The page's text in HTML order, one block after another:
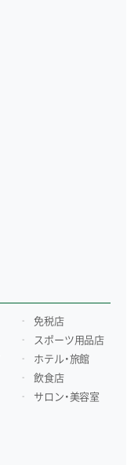
免税店
スポーツ用品店
ホテル・旅館
飲食店
サロン・美容室